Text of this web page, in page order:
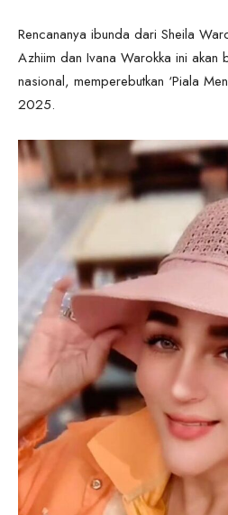
Rencananya ibunda dari Sheila
Azhiim dan Ivana Warokka ini akan
nasional, memperebutkan ‘Piala
2025.